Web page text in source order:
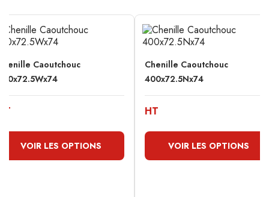
Caoutchouc
VOIR LES OPTIONS
Chenille Caoutchouc
400x72.5Nx74
HT
VOIR LES OPTIONS